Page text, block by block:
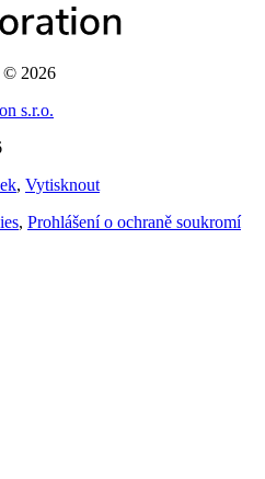
© 2026
s.r.o.
, Vytisknout
, Prohlášení o ochraně soukromí